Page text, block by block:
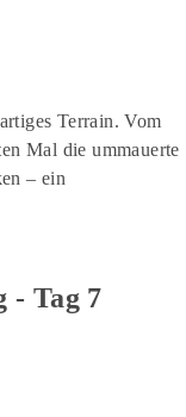
Terrain. Vom
Mal die ummauerte
– ein
- Tag 7